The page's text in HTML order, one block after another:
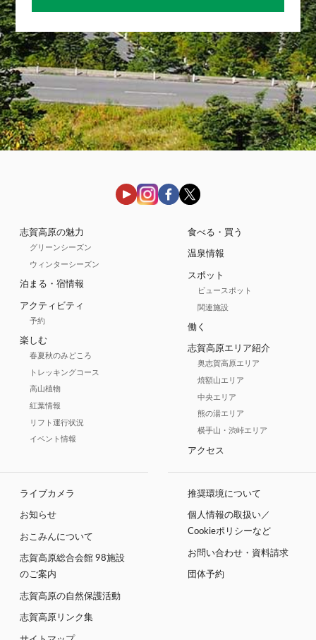
志賀高原の魅力
グリーンシーズン
ウィンターシーズン
泊まる・宿情報
アクティビティ
予約
楽しむ
春夏秋のみどころ
トレッキングコース
高山植物
紅葉情報
リフト運行状況
イベント情報
食べる・買う
温泉情報
スポット
ビュースポット
関連施設
働く
志賀高原エリア紹介
奥志賀高原エリア
焼額山エリア
中央エリア
熊の湯エリア
横手山・渋峠エリア
アクセス
ライブカメラ
お知らせ
おこみんについて
志賀高原総合会館 98施設
のご案内
志賀高原の自然保護活動
志賀高原リンク集
推奨環境について
個人情報の取扱い／
Cookieポリシーなど
お問い合わせ・資料請求
団体予約